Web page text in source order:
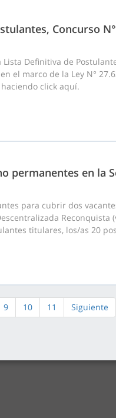
Concurso
Definitiva de
el marco de la Ley N°
click aquí.
permanentes en la
para cubrir dos
titulares, los/as 20
9 10 11 Siguiente